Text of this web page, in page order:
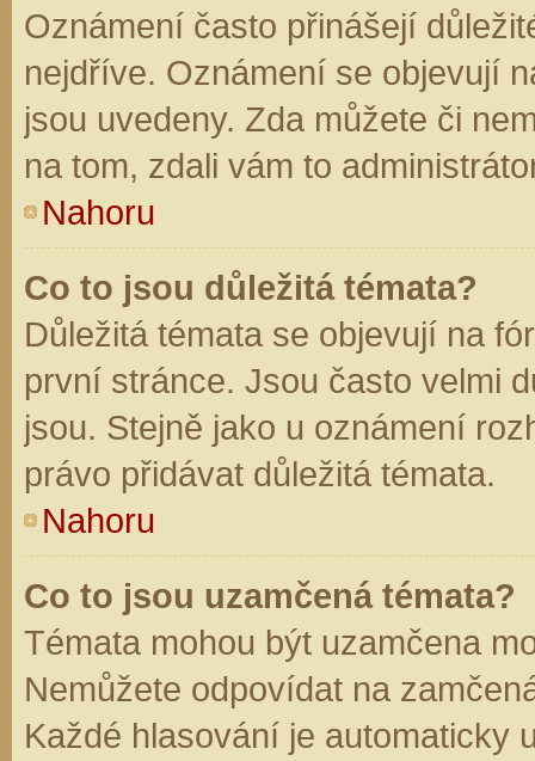
Oznámení často přinášejí
nejdříve. Oznámení se objevují
jsou uvedeny. Zda můžete či
na tom, zdali vám to
Nahoru
Co to jsou důležitá témata?
Důležitá témata se objevují na
první stránce. Jsou často velmi
jsou. Stejně jako u oznámení
právo přidávat důležitá témata.
Nahoru
Co to jsou uzamčená témata?
Témata mohou být uzamčena
Nemůžete odpovídat na
Každé hlasování je automaticky